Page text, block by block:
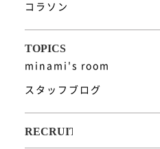
コラソン
minami's room
スタッフブログ